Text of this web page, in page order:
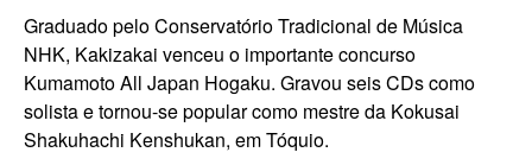
Graduado pelo Conservatório Tradicional de Música
NHK, Kakizakai venceu o importante concurso
Kumamoto All Japan Hogaku. Gravou seis CDs como
solista e tornou-se popular como mestre da Kokusai
Shakuhachi Kenshukan, em Tóquio.